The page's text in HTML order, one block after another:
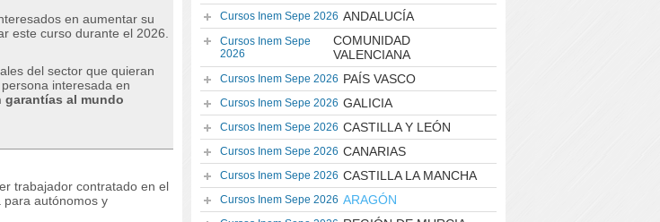
​​en aumentar su
este curso durante el 2026.
del sector que quieran
interesada en
garantías al mundo
trabajador contratado en el
para autónomos y
Cursos Inem Sepe 2026 ANDALUCÍA
Cursos Inem Sepe
2026
COMUNIDAD
VALENCIANA
Cursos Inem Sepe 2026 PAÍS VASCO
Cursos Inem Sepe 2026 GALICIA
Cursos Inem Sepe 2026 CASTILLA Y LEÓN
Cursos Inem Sepe 2026 CANARIAS
Cursos Inem Sepe 2026 CASTILLA LA MANCHA
Cursos Inem Sepe 2026 ARAGÓN